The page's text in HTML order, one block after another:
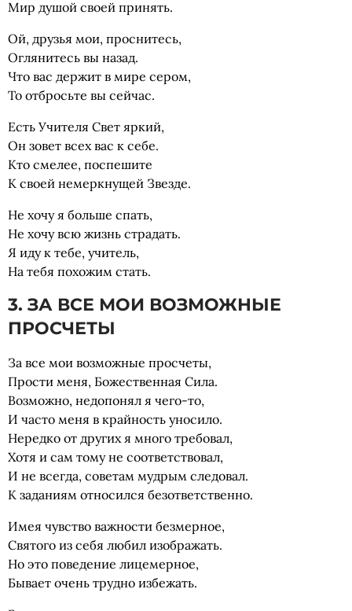
Мир душой своей принять.
Ой, друзья мои, проснитесь,
Оглянитесь вы назад.
Что вас держит в мире сером,
То отбросьте вы сейчас.
Есть Учителя Свет яркий,
Он зовет всех вас к себе.
Кто смелее, поспешите
К своей немеркнущей Звезде.
Не хочу я больше спать,
Не хочу всю жизнь страдать.
Я иду к тебе, учитель,
На тебя похожим стать.
3. ЗА ВСЕ МОИ ВОЗМОЖНЫЕ
ПРОСЧЕТЫ
За все мои возможные просчеты,
Прости меня, Божественная Сила.
Возможно, недопонял я чего-то,
И часто меня в крайность уносило.
Нередко от других я много требовал,
Хотя и сам тому не соответствовал,
И не всегда, советам мудрым следовал.
К заданиям относился безответственно.
Имея чувство важности безмерное,
Святого из себя любил изображать.
Но это поведение лицемерное,
Бывает очень трудно избежать.